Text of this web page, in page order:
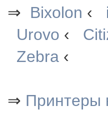
⇒ Bixolon ‹
Urovo ‹
Zebra ‹
⇒ Принтеры